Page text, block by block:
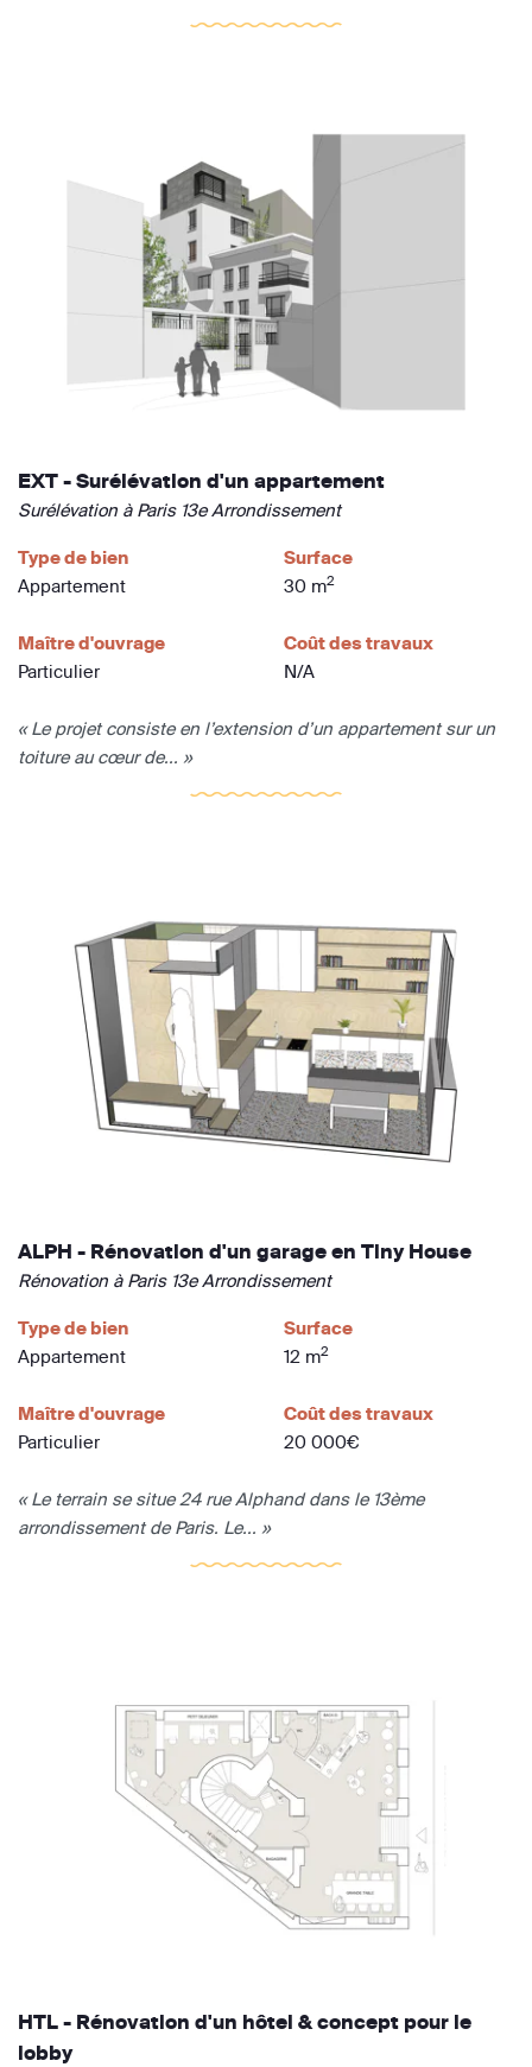
EXT - Surélévation d'un appartement
Surélévation à Paris 13e Arrondissement
Type de bien
Appartement
Surface
30 m2
Maître d'ouvrage
Particulier
Coût des travaux
N/A
« Le projet consiste en l’extension d’un appartement sur un
toiture au cœur de... »
ALPH - Rénovation d'un garage en Tiny House
Rénovation à Paris 13e Arrondissement
Type de bien
Appartement
Surface
12 m2
Maître d'ouvrage
Particulier
Coût des travaux
20 000€
« Le terrain se situe 24 rue Alphand dans le 13ème
arrondissement de Paris. Le... »
HTL - Rénovation d'un hôtel & concept pour le
lobby